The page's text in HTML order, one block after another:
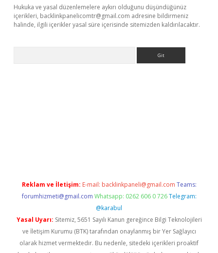
Hukuka ve yasal düzenlemelere aykırı olduğunu düşündüğünüz
içerikleri, backlinkpanelicomtr@gmail.com adresine bildirmeniz
halinde, ilgili içerikler yasal süre içerisinde sitemizden kaldırılacaktır.
Reklam ve İletişim: E-mail: backlinkpaneli@gmail.com Teams:
forumhizmeti@gmail.com Whatsapp: 0262 606 0 726 Telegram:
@karabul
Yasal Uyarı: Sitemiz, 5651 Sayılı Kanun gereğince Bilgi Teknolojileri
ve İletişim Kurumu (BTK) tarafından onaylanmış bir Yer Sağlayıcı
olarak hizmet vermektedir. Bu nedenle, sitedeki içerikleri proaktif